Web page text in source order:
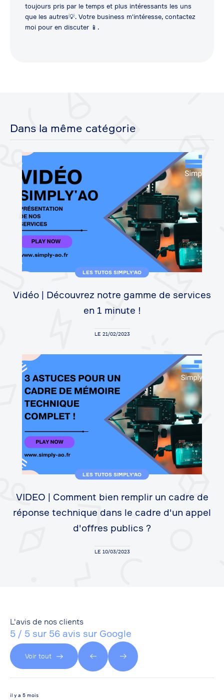
toujours pris par le temps et plus intéressants les uns
que les autres💡. Votre business m'intéresse, contactez
moi pour en discuter 📱.
Dans la même catégorie
LES TUTOS SIMPLY'AO
Vidéo | Découvrez notre gamme de services
en 1 minute !
LE 21/02/2023
LES TUTOS SIMPLY'AO
VIDEO | Comment bien remplir un cadre de
réponse technique dans le cadre d'un appel
d'offres publics ?
LE 10/03/2023
L'avis de nos clients
5 / 5 sur 56 avis sur Google
Voir tout
il y a 5 mois